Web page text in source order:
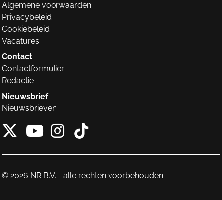
Algemene voorwaarden
Privacybeleid
Cookiebeleid
Vacatures
Contact
Contactformulier
Redactie
Nieuwsbrief
Nieuwsbrieven
X van NieuwRechts
Instagram van
Tiktok van
© 2026 NR B.V. - alle rechten voorbehouden